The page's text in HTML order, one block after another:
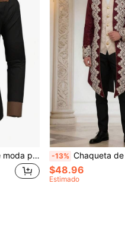
Nueva camisa bordada de moda para hombres, estilo occidental americano con patrón de bordado floral, camisa de ajuste holgado de manga larga -13% Chaqueta de cola de golondrina gótica victoriana
$48.96
Estimado